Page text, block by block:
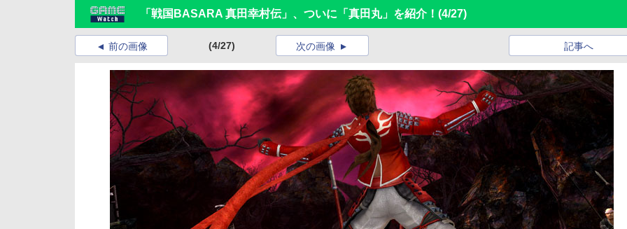
「戦国BASARA 真田幸村伝」、ついに「真田丸」を紹介！ (4/27)
前の画像 (4/27) 記事へ
次の画像